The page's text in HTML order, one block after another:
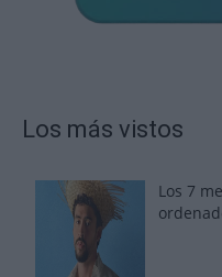
Los más vistos
Los 7